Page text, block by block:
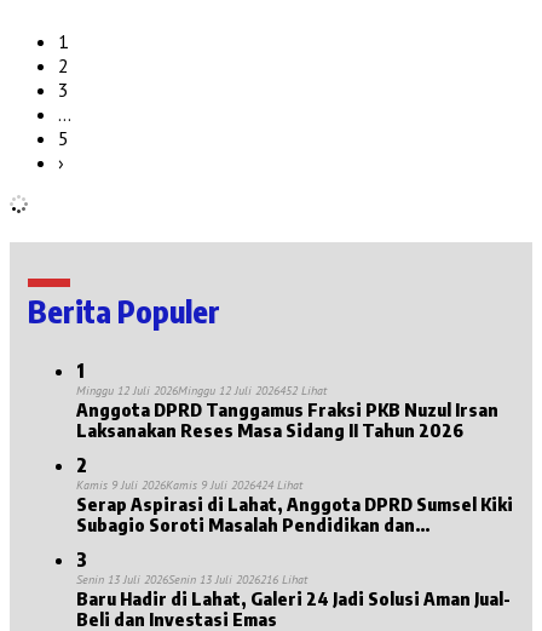
1
2
3
…
5
›
Berita Populer
1
Minggu 12 Juli 2026Minggu 12 Juli 2026452 Lihat
Anggota DPRD Tanggamus Fraksi PKB Nuzul Irsan
Laksanakan Reses Masa Sidang II Tahun 2026
2
Kamis 9 Juli 2026Kamis 9 Juli 2026424 Lihat
Serap Aspirasi di Lahat, Anggota DPRD Sumsel Kiki
Subagio Soroti Masalah Pendidikan dan
3
Senin 13 Juli 2026Senin 13 Juli 2026216 Lihat
Baru Hadir di Lahat, Galeri 24 Jadi Solusi Aman Jual-
Beli dan Investasi Emas